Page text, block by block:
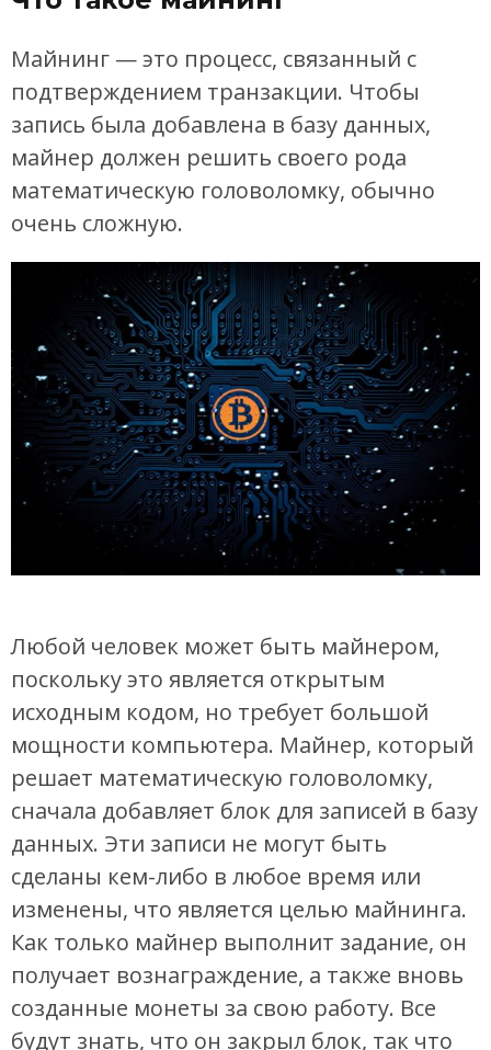
Майнинг — это процесс, связанный с
подтверждением транзакции. Чтобы
запись была добавлена ​​в базу данных,
майнер должен решить своего рода
математическую головоломку, обычно
очень сложную.
Любой человек может быть майнером,
поскольку это является открытым
исходным кодом, но требует большой
мощности компьютера. Майнер, который
решает математическую головоломку,
сначала добавляет блок для записей в базу
данных. Эти записи не могут быть
сделаны кем-либо в любое время или
изменены, что является целью майнинга.
Как только майнер выполнит задание, он
получает вознаграждение, а также вновь
созданные монеты за свою работу. Все
будут знать, что он закрыл блок, так что